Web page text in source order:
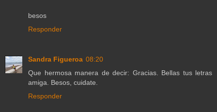
besos
Responder
Sandra Figueroa 08:20
Que hermosa manera de decir: Gracias. Bellas tus letras
amiga. Besos, cuidate.
Responder